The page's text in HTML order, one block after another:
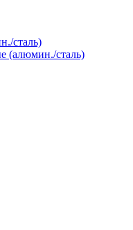
сталь)
(алюмин./сталь)